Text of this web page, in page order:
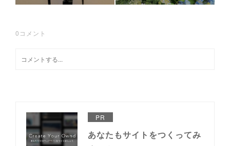
0 コメント
PR
あなたもサイトをつくってみ